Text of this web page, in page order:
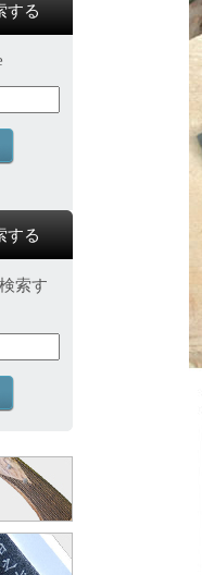
する
する
索す